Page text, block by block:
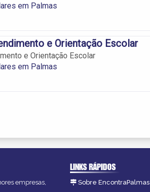
em Palmas
e Orientação Escolar
e Orientação Escolar
em Palmas
empresas,
LINKS RÁPIDOS
Sobre EncontraPalmas